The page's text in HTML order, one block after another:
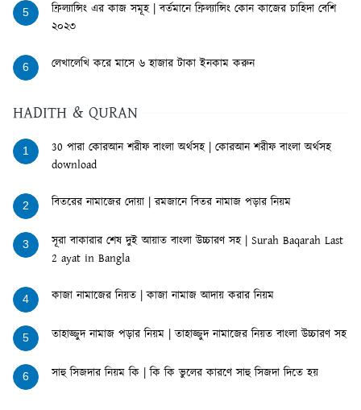
5
ফ্রিল্যান্সিং এর কাজ সমূহ | বর্তমানে ফ্রিল্যান্সিং কোন কাজের চাহিদা বেশি
২০২৩
6 লেখালেখি করে মাসে ৬ হাজার টাকা ইনকাম করুন
HADITH & QURAN
1
30 পারা কোরআন শরীফ বাংলা অর্থসহ | কোরআন শরীফ বাংলা অর্থসহ
download
2 বিতরের নামাজের দোয়া | রমজানে বিতর নামাজ পড়ার নিয়ম
3
সূরা বাকারার শেষ দুই আয়াত বাংলা উচ্চারণ সহ | Surah Baqarah Last
2 ayat in Bangla
4 কাজা নামাজের নিয়ত | কাজা নামাজ আদায় করার নিয়ম
5 তাহাজ্জুদ নামাজ পড়ার নিয়ম | তাহাজ্জুদ নামাজের নিয়ত বাংলা উচ্চারণ সহ
6 সাহু সিজদার নিয়ম কি | কি কি ভুলের কারণে সাহু সিজদা দিতে হয়